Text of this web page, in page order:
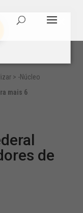
> -Núcleo
mais 6
de